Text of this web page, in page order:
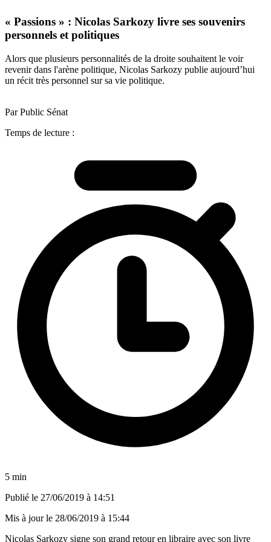
« Passions » : Nicolas Sarkozy livre ses souvenirs
personnels et politiques
Alors que plusieurs personnalités de la droite souhaitent le voir
revenir dans l'arène politique, Nicolas Sarkozy publie aujourd’hui
un récit très personnel sur sa vie politique.
Par Public Sénat
Temps de lecture :
5 min
Publié le 27/06/2019 à 14:51
Mis à jour le 28/06/2019 à 15:44
Nicolas Sarkozy signe son grand retour en libraire avec son livre